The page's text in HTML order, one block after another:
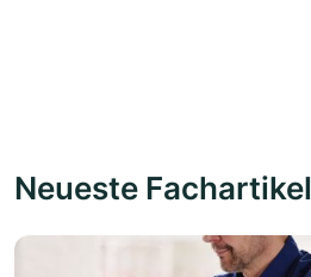
Neueste Fachartikel